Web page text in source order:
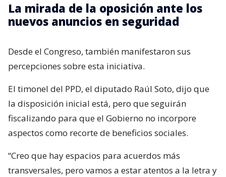
La mirada de la oposición ante los
nuevos anuncios en seguridad
Desde el Congreso, también manifestaron sus
percepciones sobre esta iniciativa.
El timonel del PPD, el diputado Raúl Soto, dijo que
la disposición inicial está, pero que seguirán
fiscalizando para que el Gobierno no incorpore
aspectos como recorte de beneficios sociales.
“Creo que hay espacios para acuerdos más
transversales, pero vamos a estar atentos a la letra y